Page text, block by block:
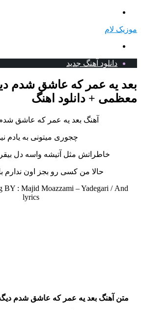
موزیک لام
دانلود آهنگ جدید
بعد یه عمر که عاشق شدم
معظمی + دانلود اهنگ
آهنگ بعد یه عمر که عاشق
چجوری میتونی به یادم
خاطراتش مثل آتیشه واسه دل
حالا من کسی رو بجز اون ندارم
BY : Majid Moazzami – Yadegari / And
lyrics
متن آهنگ بعد یه عمر که عاشق شدم